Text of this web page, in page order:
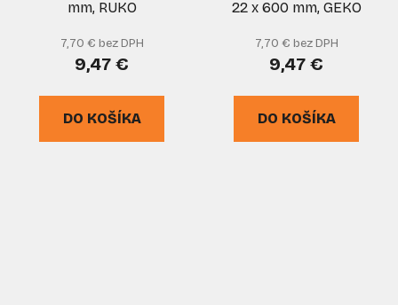
mm, RUKO
7,70 € bez DPH
9,47 €
DO KOŠÍKA
22 x 600 mm, GEKO
7,70 € bez DPH
9,47 €
DO KOŠÍKA